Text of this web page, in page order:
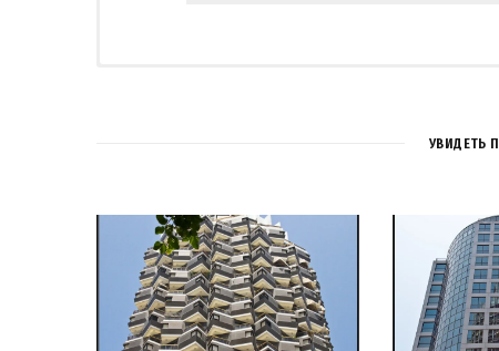
1
Elvis
13 ЛЕТ AGO
Не хило!
ЗЫ: Your comment was a bit too short. Please
УВИДЕТЬ